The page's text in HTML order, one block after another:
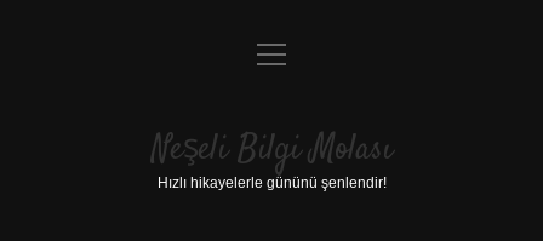
Anasayfa
Yasal Uyarı
menüyü
Neşeli Bilgi Molası
Hızlı hikayelerle gününü şenlendir!